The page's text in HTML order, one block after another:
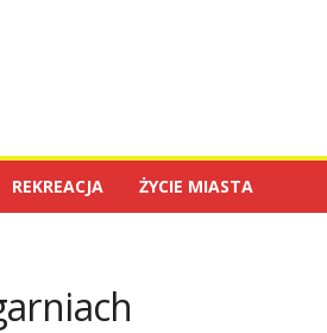
REKREACJA ŻYCIE MIASTA